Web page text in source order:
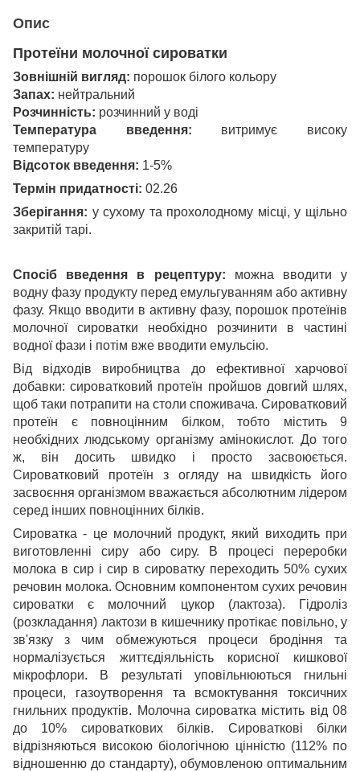
Опис
Протеїни молочної сироватки
Зовнішній вигляд: порошок білого кольору
Запах: нейтральний
Розчинність: розчинний у воді
Температура введення: витримує високу
температуру
Відсоток введення: 1-5%
Термін придатності: 02.26
Зберігання: у сухому та прохолодному місці, у щільно
закритій тарі.
Спосіб введення в рецептуру: можна вводити у
водну фазу продукту перед емульгуванням або активну
фазу. Якщо вводити в активну фазу, порошок протеїнів
молочної сироватки необхідно розчинити в частині
водної фази і потім вже вводити емульсію.
Від відходів виробництва до ефективної харчової
добавки: сироватковий протеїн пройшов довгий шлях,
щоб таки потрапити на столи споживача. Сироватковий
протеїн є повноцінним білком, тобто містить 9
необхідних людському організму амінокислот. До того
ж, він досить швидко і просто засвоюється.
Сироватковий протеїн з огляду на швидкість його
засвоєння організмом вважається абсолютним лідером
серед інших повноцінних білків.
Сироватка - це молочний продукт, який виходить при
виготовленні сиру або сиру. В процесі переробки
молока в сир і сир в сироватку переходить 50% сухих
речовин молока. Основним компонентом сухих речовин
сироватки є молочний цукор (лактоза). Гідроліз
(розкладання) лактози в кишечнику протікає повільно, у
зв'язку з чим обмежуються процеси бродіння та
нормалізується життєдіяльність корисної кишкової
мікрофлори. В результаті уповільнюються гнильні
процеси, газоутворення та всмоктування токсичних
гнильних продуктів. Молочна сироватка містить від 08
до 10% сироваткових білків. Сироваткові білки
відрізняються високою біологічною цінністю (112% по
відношенню до стандарту), обумовленою оптимальним